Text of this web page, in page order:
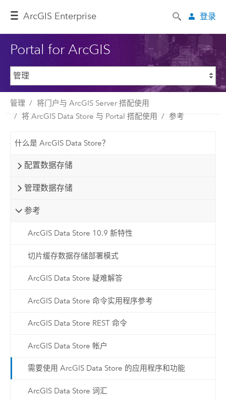
ArcGIS Enterprise 登录
Portal for ArcGIS
管理
将门户与 ArcGIS Server 搭配使用
将 ArcGIS Data Store 与 Portal 搭配使用
参考
什么是 ArcGIS Data Store？
配置数据存储
管理数据存储
参考
ArcGIS Data Store 10.9 新特性
切片缓存数据存储部署模式
ArcGIS Data Store 疑难解答
ArcGIS Data Store 命令实用程序参考
ArcGIS Data Store REST 命令
ArcGIS Data Store 帐户
需要使用 ArcGIS Data Store 的应用程序和功能
ArcGIS Data Store 词汇